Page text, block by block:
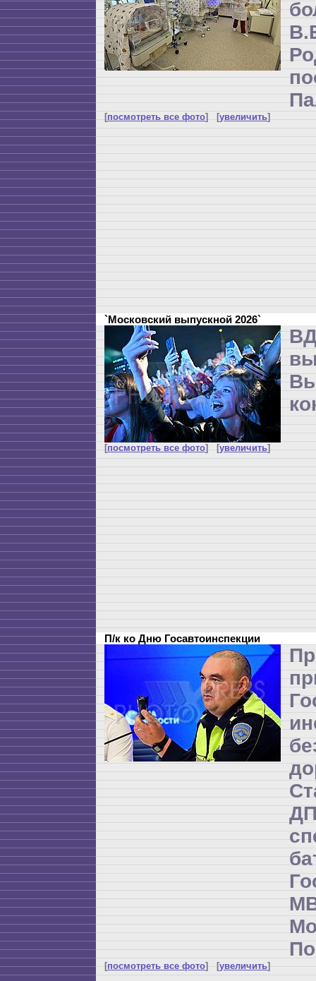
[посмотреть все фото] [увеличить]
`Московский выпускной 2026`
[посмотреть все фото] [увеличить]
П/к ко Дню Госавтоинспекции
[посмотреть все фото] [увеличить]